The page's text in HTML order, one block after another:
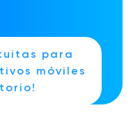
para
móviles